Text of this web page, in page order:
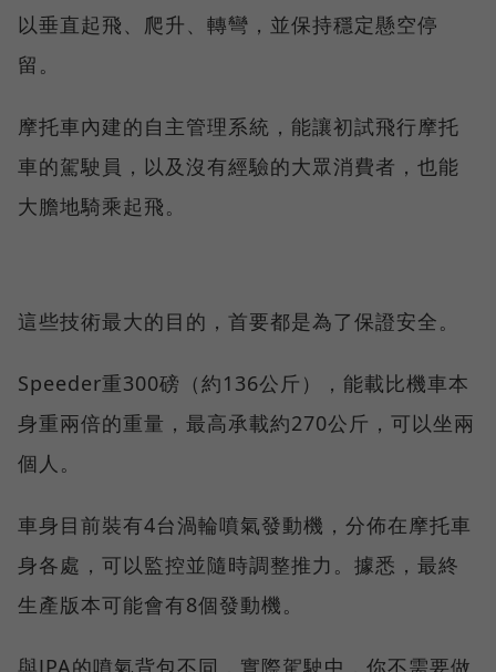
以垂直起飛、爬升、轉彎，並保持穩定懸空停
留。
摩托車內建的自主管理系統，能讓初試飛行摩托
車的駕駛員，以及沒有經驗的大眾消費者，也能
大膽地騎乘起飛。
這些技術最大的目的，首要都是為了保證安全。
Speeder重300磅（約136公斤），能載比機車本
身重兩倍的重量，最高承載約270公斤，可以坐兩
個人。
車身目前裝有4台渦輪噴氣發動機，分佈在摩托車
身各處，可以監控並隨時調整推力。據悉，最終
生產版本可能會有8個發動機。
與JPA的噴氣背包不同，實際駕駛中，你不需要做